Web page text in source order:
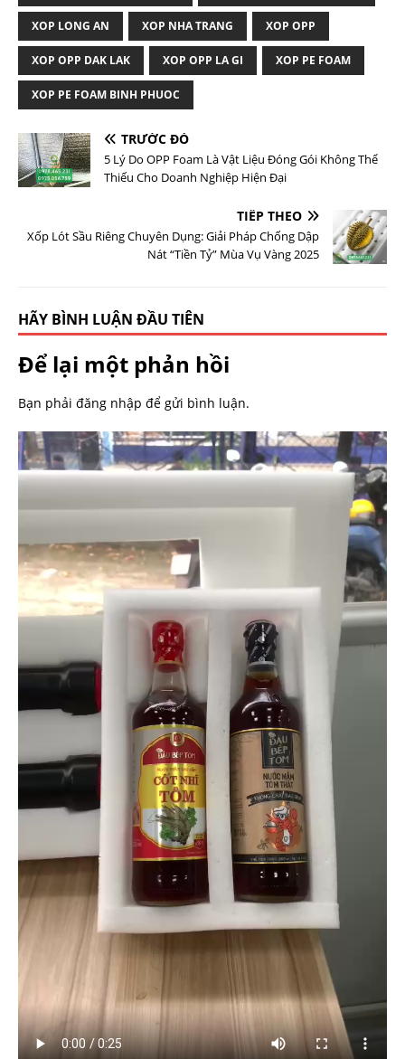
XOP LONG AN XOP NHA TRANG XOP OPP
XOP OPP DAK LAK XOP OPP LA GI XOP PE FOAM
XOP PE FOAM BINH PHUOC
TRƯỚC ĐÓ
5 Lý Do OPP Foam Là Vật Liệu Đóng Gói Không Thể
Thiếu Cho Doanh Nghiệp Hiện Đại
TIẾP THEO
Xốp Lót Sầu Riêng Chuyên Dụng: Giải Pháp Chống Dập
Nát “Tiền Tỷ” Mùa Vụ Vàng 2025
HÃY BÌNH LUẬN ĐẦU TIÊN
Để lại một phản hồi
Bạn phải đăng nhập để gửi bình luận.